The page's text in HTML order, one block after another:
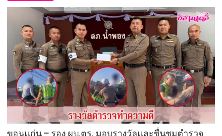
ข่าย
และ
ยก
ระดับ
การ
ดำเนิน
งาน
ด้าน
สุขภาพ
จิต
พระราชทาน
สิ่งของ
ไป
มอบ
แก่
ครอบครัว
เสีย
ชีวิต
จาก
เหตุ
ปะทะ
ขอนแก่น – รอง ผบ.ตร. มอบรางวัลและชื่นชมตำรวจ